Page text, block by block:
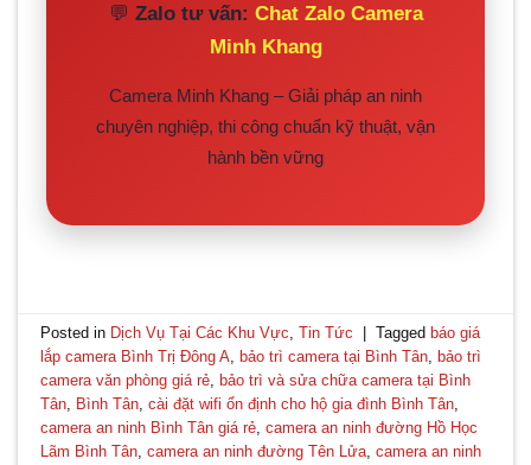
💬 Zalo tư vấn: Chat Zalo Camera
Minh Khang
Camera Minh Khang – Giải pháp an ninh
chuyên nghiệp, thi công chuẩn kỹ thuật, vận
hành bền vững
Posted in Dịch Vụ Tại Các Khu Vực,Tin Tức Tagged báo giá
lắp camera Bình Trị Đông A, bảo trì camera tại Bình Tân, bảo trì
camera văn phòng giá rẻ, bảo trì và sửa chữa camera tại Bình
Tân, Bình Tân,cài đặt wifi ổn định cho hộ gia đình Bình Tân,
camera an ninh Bình Tân giá rẻ,camera an ninh đường Hồ Học
Lãm Bình Tân,camera an ninh đường Tên Lửa,camera an ninh